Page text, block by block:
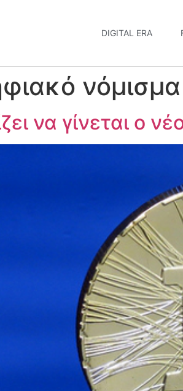
DIGITAL ERA
νόμισμα
να γίνεται ο